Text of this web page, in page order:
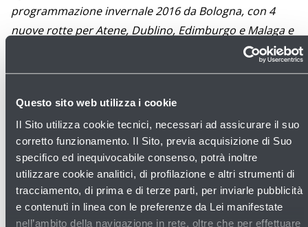
Questo sito web utilizza i cookie
Il Sito utilizza cookie tecnici, necessari ad assicurare il suo
corretto funzionamento. Il Sito, previa acquisizione di Suo
specifico ed inequivocabile consenso, potrà inoltre
utilizzare cookie analitici, di profilazione e altri strumenti di
tracciamento, di prima e di terze parti, per inviarle pubblicità
e contenuti in linea con le preferenze da Lei manifestate
nell’ambito della navigazione in rete, oltre che per effettuare
programmazione invernale 2016 da Bologna, con 4
nuove rotte per Atene, Dublino, Edimburgo e Malaga e
29 rotte in totale, che permetteranno di trasportare
nostri voli per/da Berlino, Cagliari e Madrid saranno la
scelta ideale per i clienti business e per chi viaggia per
piacere, e non vediamo l’ora di continuare ad
accrescere traffico, rotte e posti di lavoro.
Per festeggiare il lancio della nostra programmazione
invernale 2016 da Bologna e i 4 nuovi collegamenti
stiamo mettendo in vendita posti a tariffe che partono